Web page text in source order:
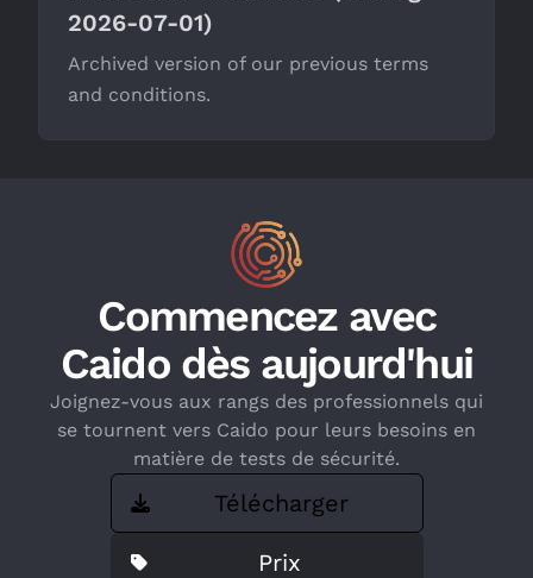
2026-07-01)
Archived version of our previous terms
and conditions.
Commencez avec
Caido dès aujourd'hui
Joignez-vous aux rangs des professionnels qui
se tournent vers Caido pour leurs besoins en
matière de tests de sécurité.
Télécharger
Prix